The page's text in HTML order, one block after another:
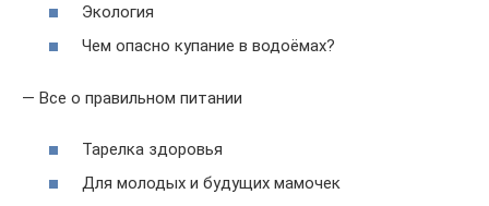
Экология
Чем опасно купание в водоёмах?
— Все о правильном питании
Тарелка здоровья
Для молодых и будущих мамочек